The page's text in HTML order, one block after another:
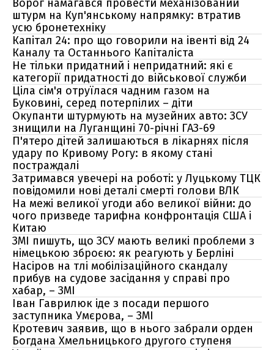
Ворог намагався провести механізований
штурм на Куп'янському напрямку: втратив
усю бронетехніку
Капітал 24: про що говорили на івенті від 24
Каналу та Останнього Капіталіста
Не тільки придатний і непридатний: які є
категорії придатності до військової служби
Ціла сім'я отруїлася чадним газом на
Буковині, серед потерпілих – діти
Окупанти штурмують на музейних авто: ЗСУ
знищили на Луганщині 70-річні ГАЗ-69
П'ятеро дітей залишаються в лікарнях після
удару по Кривому Рогу: в якому стані
постраждалі
Затримався увечері на роботі: у Луцькому ТЦК
повідомили нові деталі смерті голови ВЛК
На межі великої угоди або великої війни: до
чого призведе тарифна конфронтація США і
Китаю
ЗМІ пишуть, що ЗСУ мають великі проблеми з
німецькою зброєю: як реагують у Берліні
Насіров на тлі мобілізаційного скандалу
прибув на судове засідання у справі про
хабар, – ЗМІ
Іван Гаврилюк іде з посади першого
заступника Умєрова, – ЗМІ
Кротевич заявив, що в нього забрали орден
Богдана Хмельницького другого ступеня